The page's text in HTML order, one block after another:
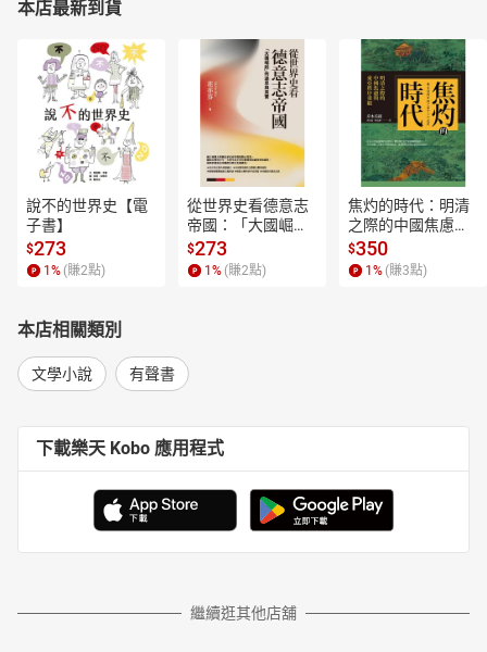
本店最新到貨
說不的世界史【電
子書】
$273
1 % (賺2點)
從世界史看德意志
帝國：「大國崛
起」的迷思與真實
【電子書】
$273
1 % (賺2點)
焦灼的時代：明清
之際的中國焦慮與
東亞秩序重組【電
子書】
$350
1 % (賺3點)
本店相關類別
文學小說 有聲書
下載樂天 Kobo 應用程式
繼續逛其他店舖